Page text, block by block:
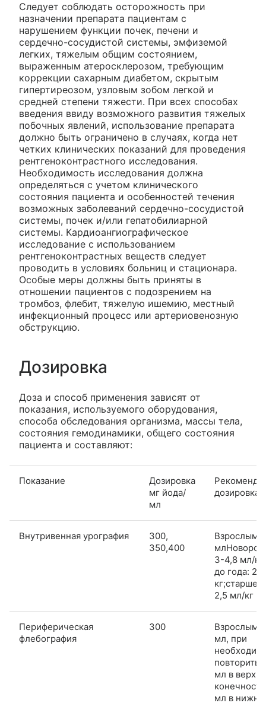
Следует соблюдать осторожность при
назначении препарата пациентам с
нарушением функции почек, печени и
сердечно-сосудистой системы, эмфиземой
легких, тяжелым общим состоянием,
выраженным атеросклерозом, требующим
коррекции сахарным диабетом, скрытым
гипертиреозом, узловым зобом легкой и
средней степени тяжести. При всех способах
введения ввиду возможного развития тяжелых
побочных явлений, использование препарата
должно быть ограничено в случаях, когда нет
четких клинических показаний для проведения
рентгеноконтрастного исследования.
Необходимость исследования должна
определяться с учетом клинического
состояния пациента и особенностей течения
возможных заболеваний сердечно-сосудистой
системы, почек и/или гепатобилиарной
системы. Кардиоангиографическое
исследование с использованием
рентгеноконтрастных веществ следует
проводить в условиях больниц и стационара.
Особые меры должны быть приняты в
отношении пациентов с подозрением на
тромбоз, флебит, тяжелую ишемию, местный
инфекционный процесс или артериовенозную
обструкцию.
Дозировка
Доза и способ применения зависят от
показания, используемого оборудования,
способа обследования организма, массы тела,
состояния гемодинамики, общего состояния
пациента и составляют:
Показание
Дозировка
мг йода/
мл
дозировка
Внутривенная урография
300,
350,400
Взрослым:
3-4,8 мл/
до года:
кг;старше
2,5 мл/кг
Периферическая
флебография
300
Взрослым:
мл, при
повторить
мл в
мл в